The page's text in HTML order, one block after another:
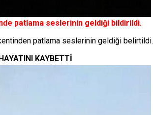
patlama seslerinin geldiği bildirildi.
patlama seslerinin geldiği belirtildi.
KAYBETTİ